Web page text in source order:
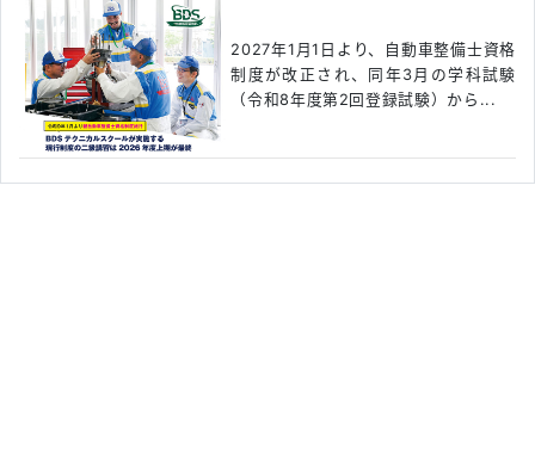
2027年1月1日より、自動車整備士資格
制度が改正され、同年3月の学科試験
（令和8年度第2回登録試験）から...